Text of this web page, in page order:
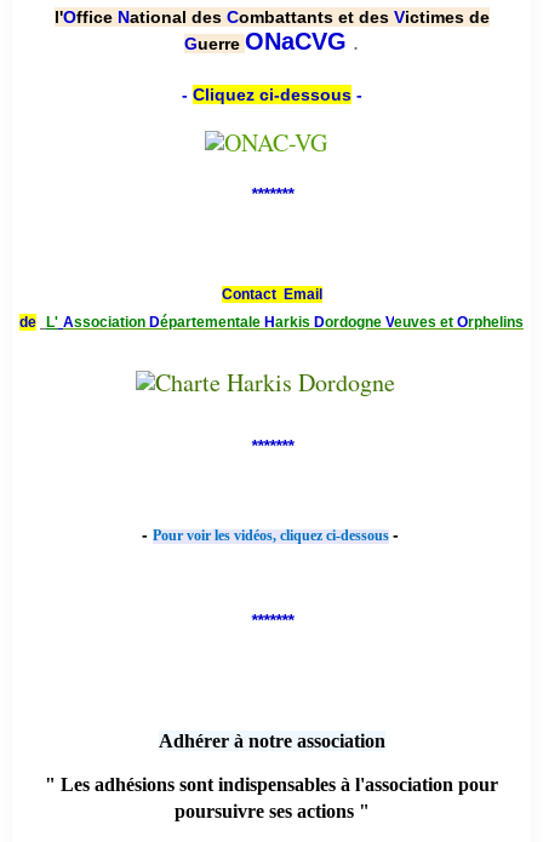
l'Office National des Combattants et des Victimes de
Guerre ONaCVG .
- Cliquez ci-dessous-
*******
Contact Email
de
L' Association Départementale Harkis Dordogne Veuves et Orphelins
*******
- Pour voir les vidéos, cliquez ci-dessous -
*******
Adhérer à notre association
" Les adhésions sont indispensables à l'association pour
poursuivre ses actions "